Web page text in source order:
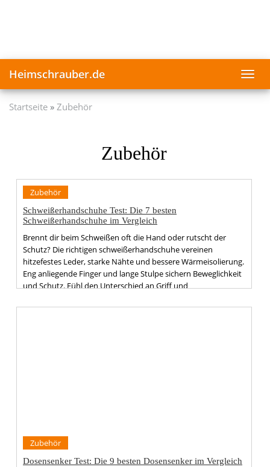
Heimschrauber.de
Startseite Zubehör
Zubehör
Zubehör
Schweißerhandschuhe Test: Die 7 besten
Schweißerhandschuhe im Vergleich
Brennt dir beim Schweißen oft die Hand oder rutscht der
Schutz? Die richtigen schweißerhandschuhe vereinen
hitzefestes Leder, starke Nähte und bessere Wärmeisolierung.
Eng anliegende Finger und lange Stulpe sichern Beweglichkeit
und Schutz. Fühl den Unterschied an Griff und
Zubehör
Dosensenker Test: Die 9 besten Dosensenker im Vergleich